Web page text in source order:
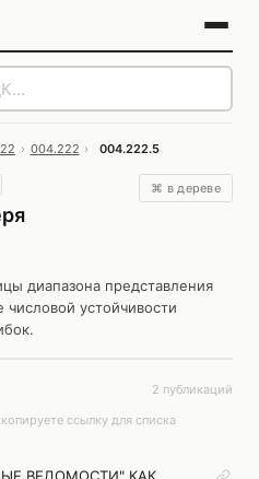
› 004.222 › 004.222.5
⌘ в дереве
диапазона представления
числовой устойчивости
2 публикаций
ссылку для списка
ВЕДОМОСТИ" КАК